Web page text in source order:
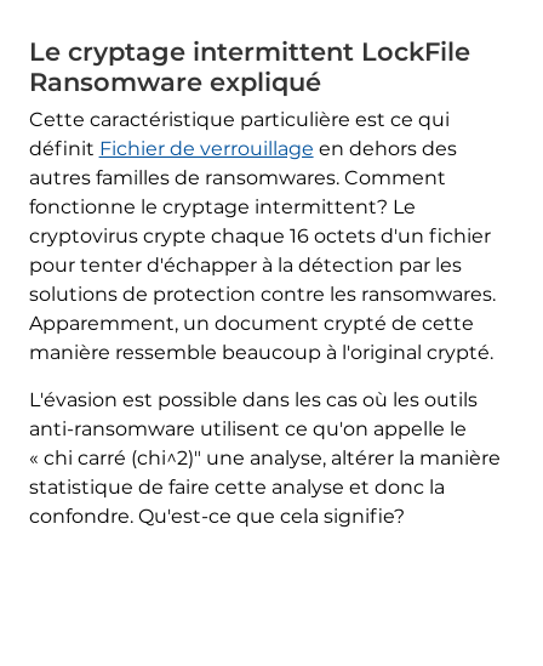
Le cryptage intermittent LockFile
Ransomware expliqué
Cette caractéristique particulière est ce qui
définit Fichier de verrouillage en dehors des
autres familles de ransomwares. Comment
fonctionne le cryptage intermittent? Le
cryptovirus crypte chaque 16 octets d'un fichier
pour tenter d'échapper à la détection par les
solutions de protection contre les ransomwares.
Apparemment, un document crypté de cette
manière ressemble beaucoup à l'original crypté.
L'évasion est possible dans les cas où les outils
anti-ransomware utilisent ce qu'on appelle le
« chi carré (chi^2)" une analyse, altérer la manière
statistique de faire cette analyse et donc la
confondre. Qu'est-ce que cela signifie?